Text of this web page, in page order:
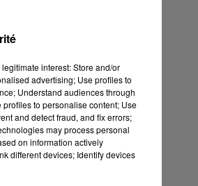
interest: Store and/or
advertising; Use profiles to
Understand audiences through
to personalise content; Use
and detect fraud, and fix errors;
may process personal
on information actively
different devices; Identify devices